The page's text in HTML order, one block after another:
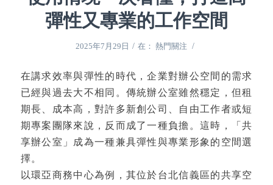
彈性又專業的工作空間
2025年7月29日 / 在： 熱門關注 /
在講求效率與彈性的時代，企業對辦公空間的需求
已經與過去大不相同。傳統辦公室雖然穩定，但租
期長、成本高，對許多新創公司、自由工作者或短
期專案團隊來說，反而成了一種負擔。這時，「共
享辦公室」成為一種兼具彈性與專業形象的空間選
擇。
以環亞商務中心為例，其位於台北信義區的共享空